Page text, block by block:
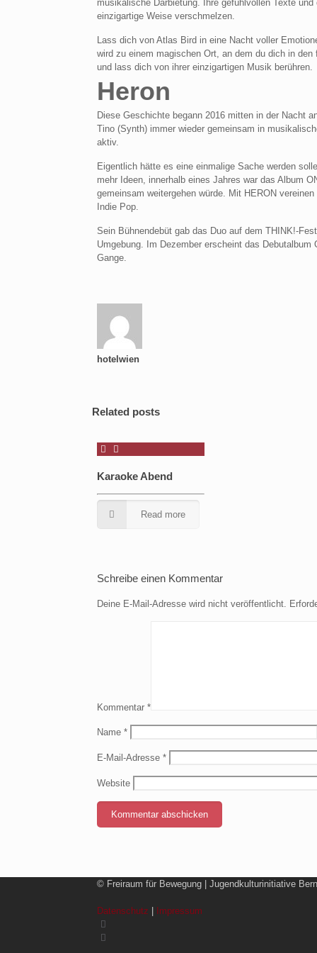
musikalische Darbietung. Ihre gefühlvollen Texte
einzigartige Weise verschmelzen.
Lass dich von Atlas Bird in eine Nacht voller
wird zu einem magischen Ort, an dem du dich in
und lass dich von ihrer einzigartigen Musik berühren.
Heron
Diese Geschichte begann 2016 mitten in der Nacht
Tino (Synth) immer wieder gemeinsam in
aktiv.
Eigentlich hätte es eine einmalige Sache werden
mehr Ideen, innerhalb eines Jahres war das Album
gemeinsam weitergehen würde. Mit HERON
Indie Pop.
Sein Bühnendebüt gab das Duo auf dem THINK!-
Umgebung. Im Dezember erscheint das
Gange.
hotelwien
Related posts
Karaoke Abend
Read more
Schreibe einen Kommentar
Deine E-Mail-Adresse wird nicht veröffentlicht.
Kommentar *
Name *
E-Mail-Adresse *
Website
© Freiraum für Bewegung | Jugendkulturinitiative
Datenschutz | Impressum